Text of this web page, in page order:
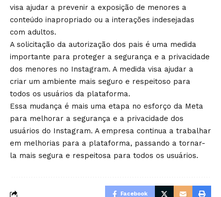
visa ajudar a prevenir a exposição de menores a
conteúdo inapropriado ou a interações indesejadas
com adultos.
A solicitação da autorização dos pais é uma medida
importante para proteger a segurança e a privacidade
dos menores no Instagram. A medida visa ajudar a
criar um ambiente mais seguro e respeitoso para
todos os usuários da plataforma.
Essa mudança é mais uma etapa no esforço da Meta
para melhorar a segurança e a privacidade dos
usuários do Instagram. A empresa continua a trabalhar
em melhorias para a plataforma, passando a tornar-
la mais segura e respeitosa para todos os usuários.
Facebook